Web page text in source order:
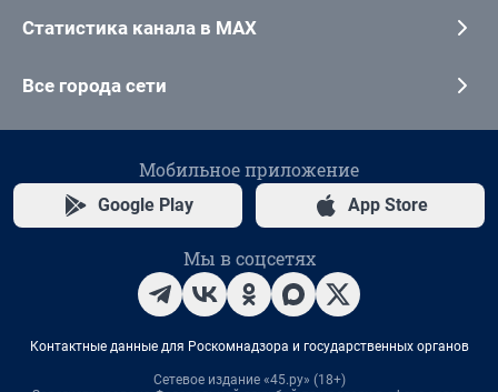
Статистика канала в MAX
Все города сети
Мобильное приложение
Google Play App Store
Мы в соцсетях
Контактные данные для Роскомнадзора и государственных органов
Сетевое издание «45.ру» (18+)